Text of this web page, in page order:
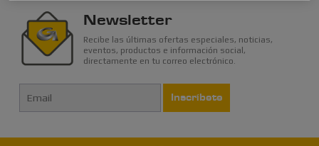
Newsletter
Recibe las últimas ofertas especiales, noticias,
eventos, productos e información social,
directamente en tu correo electrónico.
Inscríbete